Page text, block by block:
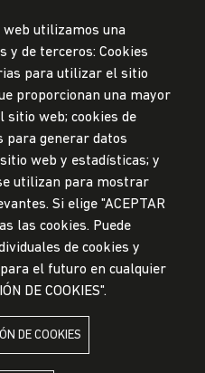
DE
web utilizamos una
y de terceros: Cookies
para utilizar el sitio
proporcionan una mayor
sitio web; cookies de
para generar datos
web y estadísticas; y
utilizan para mostrar
Si elige "ACEPTAR
las cookies. Puede
de cookies y
el futuro en cualquier
DE COOKIES".
DE COOKIES